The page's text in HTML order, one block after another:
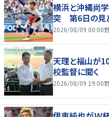
横浜と沖縄尚
突 第6日の見
2026/08/09 00:00
天理と福山が
校監督に聞く
2026/08/09 19:00